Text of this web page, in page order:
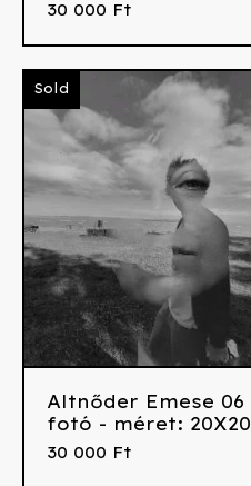
30 000 Ft
Sold
Altnőder Emese 06
fotó - méret: 20X20
30 000 Ft